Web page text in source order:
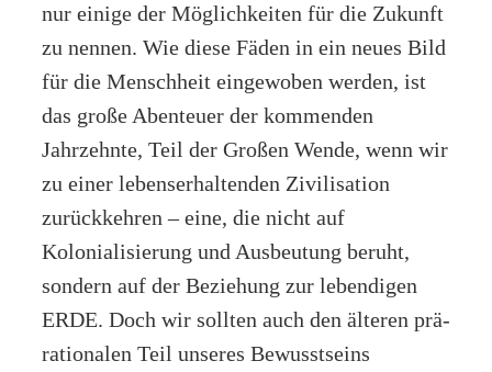
nur einige der Möglichkeiten für die Zukunft
zu nennen. Wie diese Fäden in ein neues Bild
für die Menschheit eingewoben werden, ist
das große Abenteuer der kommenden
Jahrzehnte, Teil der Großen Wende, wenn wir
zu einer lebenserhaltenden Zivilisation
zurückkehren – eine, die nicht auf
Kolonialisierung und Ausbeutung beruht,
sondern auf der Beziehung zur lebendigen
ERDE. Doch wir sollten auch den älteren prä-
rationalen Teil unseres Bewusstseins